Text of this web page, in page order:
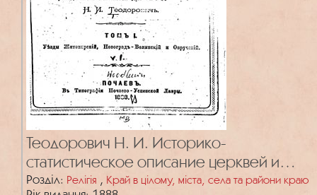
Теодорович Н. И. Историко-
статистическое описание церквей и
приходов Волынской епархии. Т. 1:
Розділ: Релігія , Край в цілому, міста, села та райони краю